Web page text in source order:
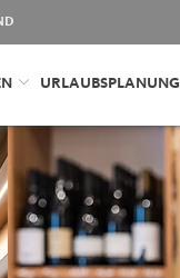
URLAUBSPLANUNG